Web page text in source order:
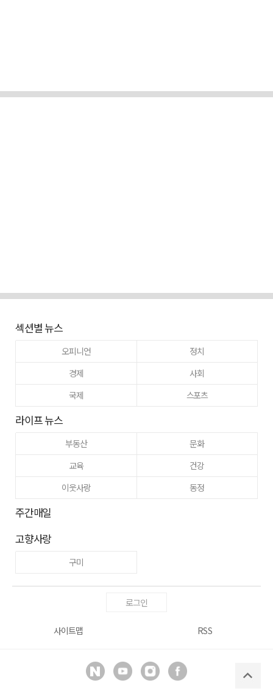
섹션별 뉴스
오피니언
정치
경제
사회
국제
스포츠
라이프 뉴스
부동산
문화
교육
건강
이웃사랑
동정
주간매일
고향사랑
구미
로그인
사이트맵 RSS